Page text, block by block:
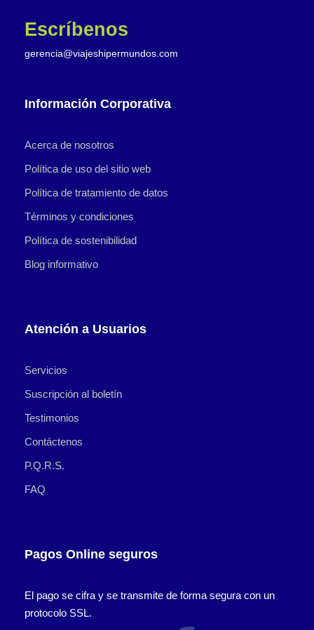
Escríbenos
gerencia@viajeshipermundos.com
Información Corporativa
Acerca de nosotros
Política de uso del sitio web
Política de tratamiento de datos
Términos y condiciones
Política de sostenibilidad
Blog informativo
Atención a Usuarios
Servicios
Suscripción al boletín
Testimonios
Contáctenos
P.Q.R.S.
FAQ
Pagos Online seguros
El pago se cifra y se transmite de forma segura con un
protocolo SSL.